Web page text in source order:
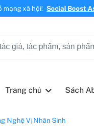
mạng xã hội! Social Boost
Trang chủ Sách
Nghệ Vị Nhân Sinh